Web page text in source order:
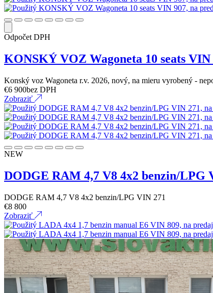
Odpočet DPH
KONSKÝ VOZ Wagoneta 10 seats VIN
Konský voz Wagoneta r.v. 2026, nový, na mieru vyrobený -
€6 900bez DPH
Zobraziť
NEW
DODGE RAM 4,7 V8 4x2 benzin/LPG
DODGE RAM 4,7 V8 4x2 benzin/LPG VIN 271
€8 800
Zobraziť